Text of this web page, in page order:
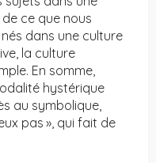
ce que nous
dans une culture
la culture
En somme,
hystérique
au symbolique,
pas », qui fait de